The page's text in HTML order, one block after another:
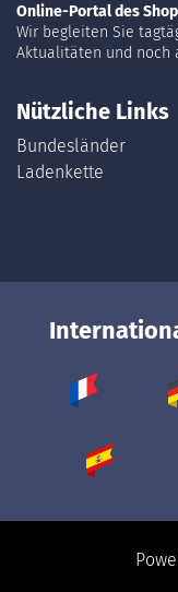
Online-Portal des
Wir begleiten Sie
Aktualitäten und noch
Nützliche Links
Bundesländer
Ladenkette